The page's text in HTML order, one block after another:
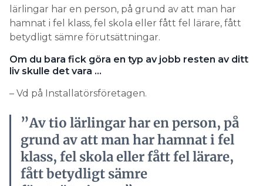
lärlingar har en person, på grund av att man har
hamnat i fel klass, fel skola eller fått fel lärare, fått
betydligt sämre förutsättningar.
Om du bara fick göra en typ av jobb resten av ditt
liv skulle det vara …
– Vd på Installatörsföretagen.
”Av tio lärlingar har en person, på
grund av att man har hamnat i fel
klass, fel skola eller fått fel lärare,
fått betydligt sämre